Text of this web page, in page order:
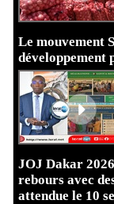
Le mouvement
développement
JOJ Dakar
rebours avec
attendue le 10